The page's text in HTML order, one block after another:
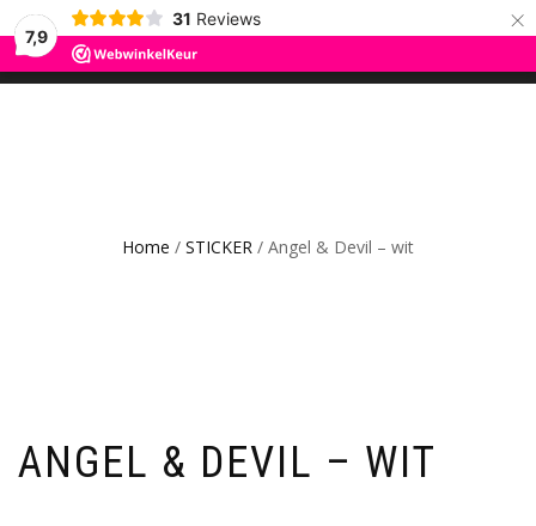
7,9
31 Reviews ×
ROS TRADING
CAR GADGETS AND WANNAHAVES
MENU
Home / STICKER / Angel & Devil – wit
ANGEL & DEVIL – WIT